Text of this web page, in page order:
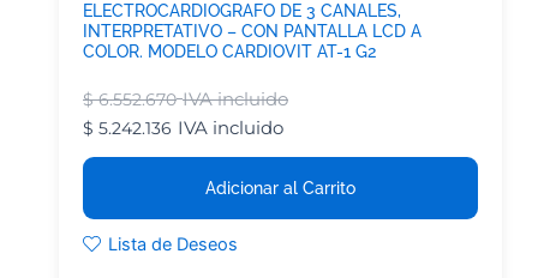
ELECTROCARDIOGRAFO DE 3 CANALES,
INTERPRETATIVO – CON PANTALLA LCD A
COLOR. MODELO CARDIOVIT AT-1 G2
$6.552.670 IVA incluido
$ 5.242.136 IVA incluido
Adicionar al Carrito
Lista de Deseos